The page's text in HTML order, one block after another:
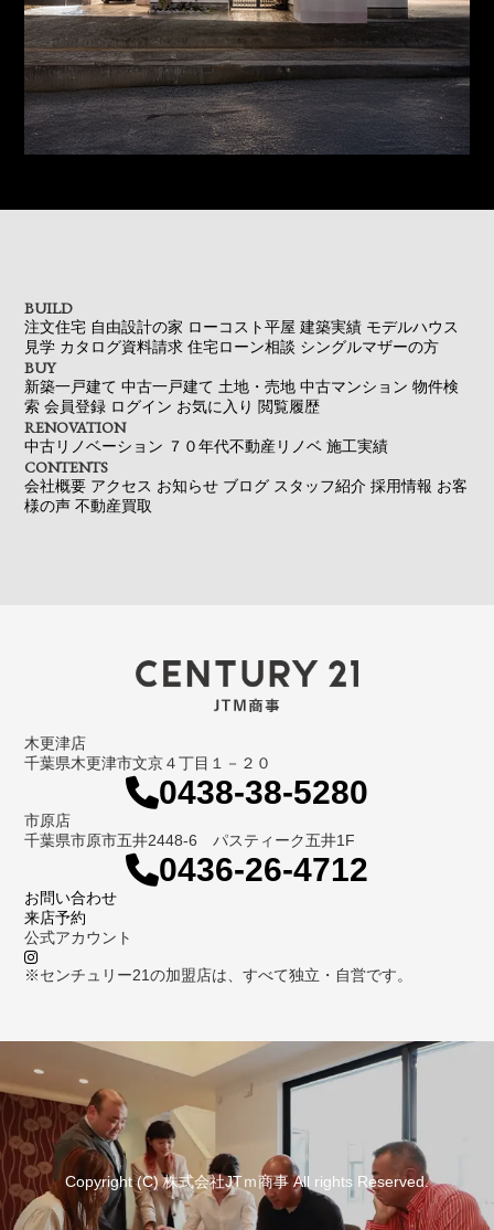
BUILD
注文住宅 自由設計の家 ローコスト平屋 建築実績 モデルハウス
見学 カタログ資料請求 住宅ローン相談 シングルマザーの方
BUY
新築一戸建て 中古一戸建て 土地・売地 中古マンション 物件検
索 会員登録 ログイン お気に入り 閲覧履歴
RENOVATION
中古リノベーション ７０年代不動産リノベ 施工実績
CONTENTS
会社概要 アクセス お知らせ ブログ スタッフ紹介 採用情報 お客
様の声 不動産買取
木更津店
千葉県木更津市文京４丁目１－２０
0438-38-5280
市原店
千葉県市原市五井2448-6 パスティーク五井1F
0436-26-4712
お問い合わせ
来店予約
公式アカウント
※センチュリー21の加盟店は、すべて独立・自営です。
Copyright (C) 株式会社JTｍ商事 All rights Reserved.